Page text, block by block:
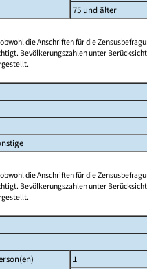
75 und älter
die Anschriften für die
Bevölkerungszahlen unter
die Anschriften für die
Bevölkerungszahlen unter
1